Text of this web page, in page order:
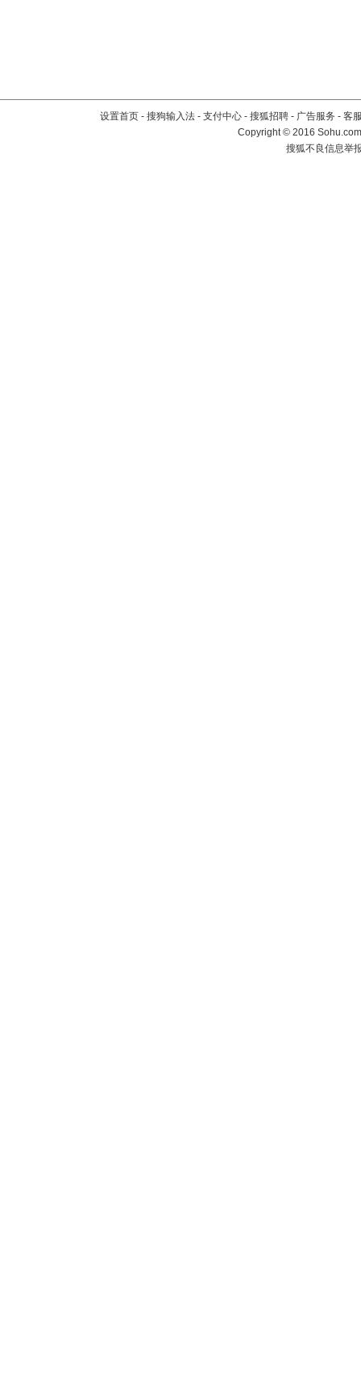
设置首页 - 搜狗输入法 - 支付中心 - 搜狐招聘 - 广告服务 - 客
Copyright©2016
搜狐不良信息举